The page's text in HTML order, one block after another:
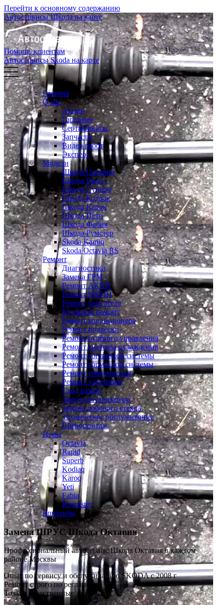
Перейти к основному содержанию
Автосервисы Шкода на карте
Помощь клиентам
Автосервисы Skoda на карте
Главная
О нас
Акции
Гарантия
Сертификаты
Запчасти
Видео работ
Эксперт
Модели
Шкода Октавия
Шкода Рапид
Шкода Суперб
Шкода Кодиак
Шкода Карок
Шкода Йети
Шкода Фабия
Шкода Румстер
Skoda Kamiq
Skoda Octavia RS
Ремонт
Диагностика
Замена ГРМ
Ремонт АКПП
Ремонт МКПП
Ремонт двигателя
Кузовной ремонт
Ремонт кондиционера
Ремонт подвески
Ремонт рулевого управления
Ремонт системы охлаждения
Ремонт топливной системы
Ремонт тормозной системы
Ремонт трансмиссии
Ремонт электрики
Сход развал
Замена катализатора
Замена лобового стекла
Техническое обслуживание
Шиномонтаж
Цены
Octavia
Rapid
Superb
Kodiaq
Karoq
Yeti
Fabia
Roomster
Контакты
Замена ШРУСШкода Октавия
Профессиональный автосервис Шкода Октавия в каждом
районе Москвы
Опыт по сервису и обслуживанию SKODA с 2008 г
Ремонт строго по регламенту VAG
Только качественные запчасти